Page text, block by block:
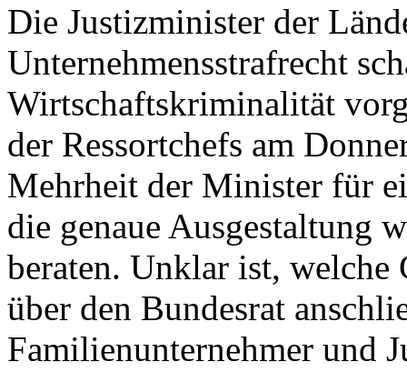
Die Justizminister der
Unternehmensstrafrecht
Wirtschaftskriminalität
der Ressortchefs am
Mehrheit der Minister für
die genaue Ausgestaltung
beraten. Unklar ist, welche
über den Bundesrat
Familienunternehmer und